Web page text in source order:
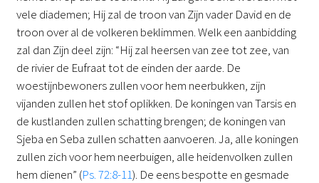
vele diademen; Hij zal de troon van Zijn vader David en de
troon over al de volkeren beklimmen. Welk een aanbidding
zal dan Zijn deel zijn: “Hij zal heersen van zee tot zee, van
de rivier de Eufraat tot de einden der aarde. De
woestijnbewoners zullen voor hem neerbukken, zijn
vijanden zullen het stof oplikken. De koningen van Tarsis en
de kustlanden zullen schatting brengen; de koningen van
Sjeba en Seba zullen schatten aanvoeren. Ja, alle koningen
zullen zich voor hem neerbuigen, alle heidenvolken zullen
hem dienen” (Ps. 72:8-11). De eens bespotte en gesmade